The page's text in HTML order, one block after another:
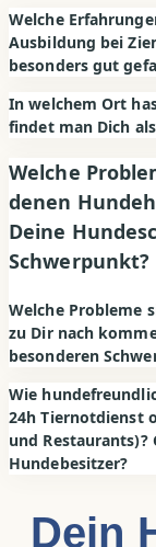
Welche
Ausbildung bei
besonders gut
In welchem Ort
findet man Dich
Welche
denen
Deine
Schwerpunkt?
Welche Probleme
zu Dir nach
besonderen
Wie
24h Tiernotdienst
und
Hundebesitzer?
Dein